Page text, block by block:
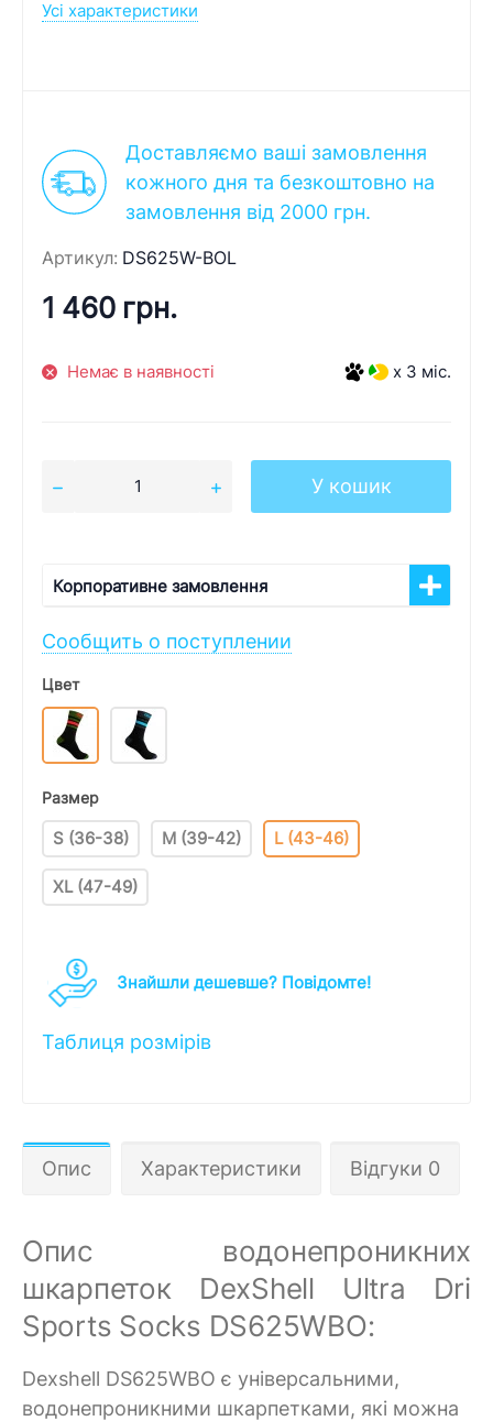
Усі характеристики
Доставляємо ваші замовлення
кожного дня та безкоштовно на
замовлення від 2000 грн.
Артикул: DS625W-BOL
1 460 грн.
Немає в наявності x 3 міс.
У кошик
Корпоративне замовлення
Сообщить о поступлении
Цвет
Размер
S (36-38) M (39-42) L (43-46)
XL (47-49)
Знайшли дешевше? Повідомте!
Таблиця розмірів
Опис Характеристики Відгуки 0
Опис водонепроникних
шкарпеток DexShell Ultra Dri
Sports Socks DS625WBO:
Dexshell DS625WBO є універсальними,
водонепроникними шкарпетками, які можна